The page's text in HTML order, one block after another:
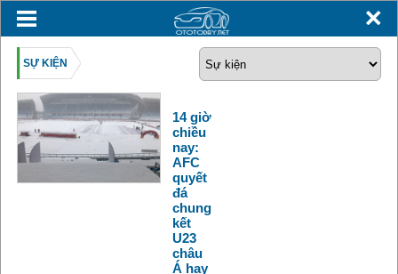
SỰ KIỆN
14 giờ
chiều
nay:
AFC
quyết
đá
chung
kết
U23
châu
Á hay